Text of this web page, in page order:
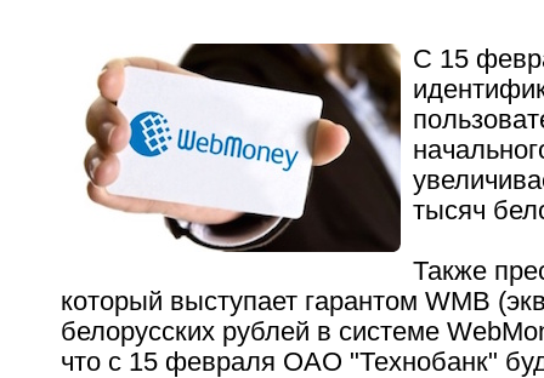
С 15
тысяч
Также
который выступает гарантом WMB
белорусских рублей в системе
что с 15 февраля ОАО "Технобанк"